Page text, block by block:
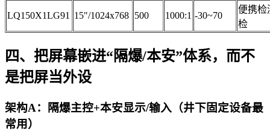
LQ150X1LG91 15"/1024x768 500 1000:1 -30~70
便携检
检
四、把屏幕嵌进“隔爆/本安”体系，而不
是把屏当外设
架构A：隔爆主控+本安显示/输入（井下固定设备最
常用）